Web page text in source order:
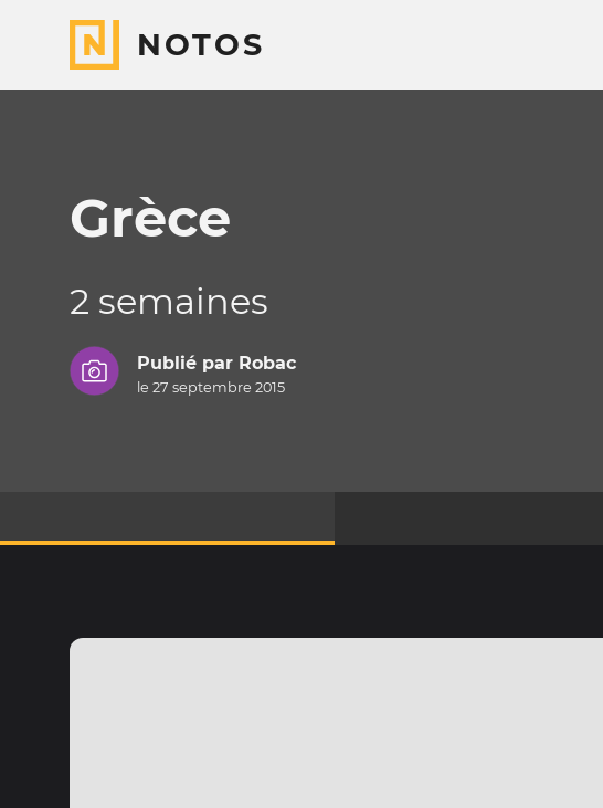
NOTOS
Grèce
2 semaines
Publié par Robac
le 27 septembre 2015